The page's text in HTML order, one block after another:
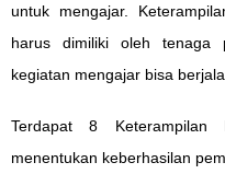
untuk mengajar.
harus dimiliki oleh tenaga
kegiatan mengajar bisa
Terdapat 8 Keterampilan
menentukan keberhasilan